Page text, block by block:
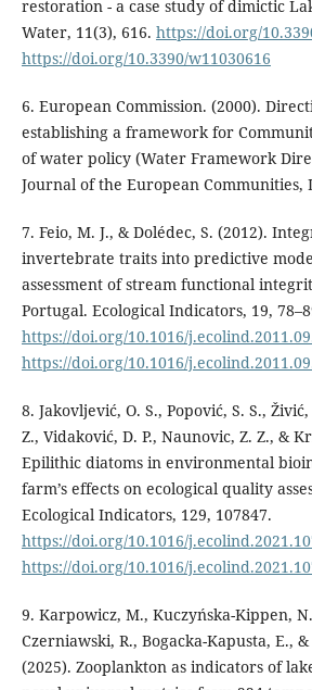
restoration - a case study of dimictic
Water, 11(3), 616. https://doi.org/
https://doi.org/10.3390/w11030616
6. European Commission. (2000).
establishing a framework for
of water policy (Water Framework
Journal of the European Communities,
7. Feio, M. J., & Dolédec, S. (2012).
invertebrate traits into predictive
assessment of stream functional
Portugal. Ecological Indicators, 19,
https://doi.org/10.1016/
https://doi.org/10.1016/
8. Jakovljević, O. S., Popović, S. S.,
Z., Vidaković, D. P., Naunovic, Z. Z., &
Epilithic diatoms in environmental
farm’s effects on ecological quality
Ecological Indicators, 129, 107847.
https://doi.org/10.1016/
https://doi.org/10.1016/
9. Karpowicz, M., Kuczyńska-Kippen,
Czerniawski, R., Bogacka-Kapusta, E.,
(2025). Zooplankton as indicators of